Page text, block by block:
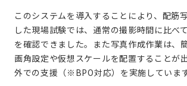
このシステムを導入することにより、配筋
した現場試験では、通常の撮影時間に比べ
を確認できました。また写真作成作業は、
画角設定や仮想スケールを配置することが
外での支援（※BPO対応）を実施しています